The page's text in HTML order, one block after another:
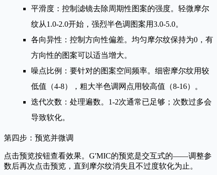
平滑度 ：控制滤镜去除周期性图案的强度。轻微摩尔
纹从1.0-2.0开始，强烈半色调图案用3.0-5.0。
各向异性 ：控制方向性偏差。均匀摩尔纹保持为0，有
方向性的图案可以适当增大。
噪点比例 ：要针对的图案空间频率。细密摩尔纹用较
低值（4-8），粗大半色调网点用较高值（8-16）。
迭代次数 ：处理遍数。1-2次通常已足够；次数过多会
导致软化。
第四步：预览并微调
点击预览按钮查看效果。G'MIC的预览是交互式的——调整参
数后再次点击预览，直到摩尔纹消失且不过度软化为止。